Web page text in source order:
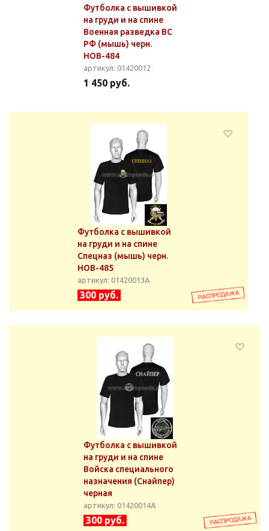
Футболка с вышивкой
на груди и на спине
Военная разведка ВС
РФ (мышь) черн.
НОВ-484
артикул: 01420012
1 450 руб.
Футболка с вышивкой
на груди и на спине
Спецназ (мышь) черн.
НОВ-485
артикул: 01420013А
300 руб.
Футболка с вышивкой
на груди и на спине
Войска специального
назначения (Снайпер)
черная
артикул: 01420014А
300 руб.